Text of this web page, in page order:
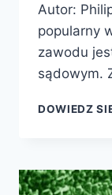
Autor:
popularny
zawodu
sądowym.
DOWIEDZ